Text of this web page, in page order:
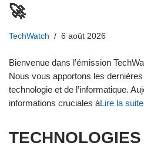
🚀
TechWatch 6 août 2026
Bienvenue dans l’émission
Nous vous apportons les
technologie et de l’informatique.
informations cruciales àLire la